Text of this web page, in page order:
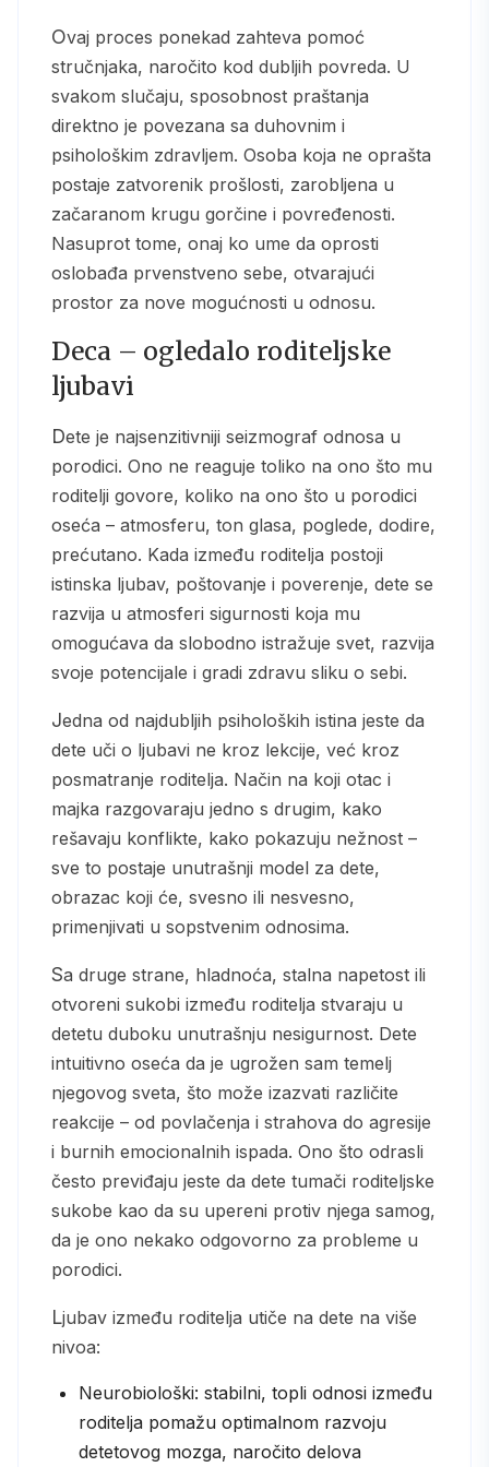
Ovaj proces ponekad zahteva pomoć
stručnjaka, naročito kod dubljih povreda. U
svakom slučaju, sposobnost praštanja
direktno je povezana sa duhovnim i
psihološkim zdravljem. Osoba koja ne oprašta
postaje zatvorenik prošlosti, zarobljena u
začaranom krugu gorčine i povređenosti.
Nasuprot tome, onaj ko ume da oprosti
oslobađa prvenstveno sebe, otvarajući
prostor za nove mogućnosti u odnosu.
Deca – ogledalo roditeljske
ljubavi
Dete je najsenzitivniji seizmograf odnosa u
porodici. Ono ne reaguje toliko na ono što mu
roditelji govore, koliko na ono što u porodici
oseća – atmosferu, ton glasa, poglede, dodire,
prećutano. Kada između roditelja postoji
istinska ljubav, poštovanje i poverenje, dete se
razvija u atmosferi sigurnosti koja mu
omogućava da slobodno istražuje svet, razvija
svoje potencijale i gradi zdravu sliku o sebi.
Jedna od najdubljih psiholoških istina jeste da
dete uči o ljubavi ne kroz lekcije, već kroz
posmatranje roditelja. Način na koji otac i
majka razgovaraju jedno s drugim, kako
rešavaju konflikte, kako pokazuju nežnost –
sve to postaje unutrašnji model za dete,
obrazac koji će, svesno ili nesvesno,
primenjivati u sopstvenim odnosima.
Sa druge strane, hladnoća, stalna napetost ili
otvoreni sukobi između roditelja stvaraju u
detetu duboku unutrašnju nesigurnost. Dete
intuitivno oseća da je ugrožen sam temelj
njegovog sveta, što može izazvati različite
reakcije – od povlačenja i strahova do agresije
i burnih emocionalnih ispada. Ono što odrasli
često previđaju jeste da dete tumači roditeljske
sukobe kao da su upereni protiv njega samog,
da je ono nekako odgovorno za probleme u
porodici.
Ljubav između roditelja utiče na dete na više
nivoa:
Neurobiološki: stabilni, topli odnosi između
roditelja pomažu optimalnom razvoju
detetovog mozga, naročito delova